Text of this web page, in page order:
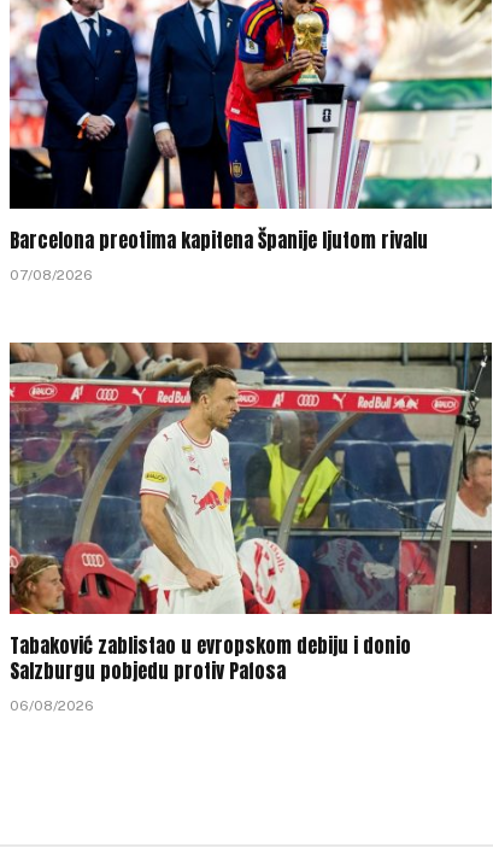
Barcelona preotima kapitena Španije ljutom rivalu
07/08/2026
Tabaković zablistao u evropskom debiju i donio
Salzburgu pobjedu protiv Pafosa
06/08/2026